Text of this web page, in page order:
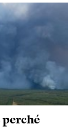
perché